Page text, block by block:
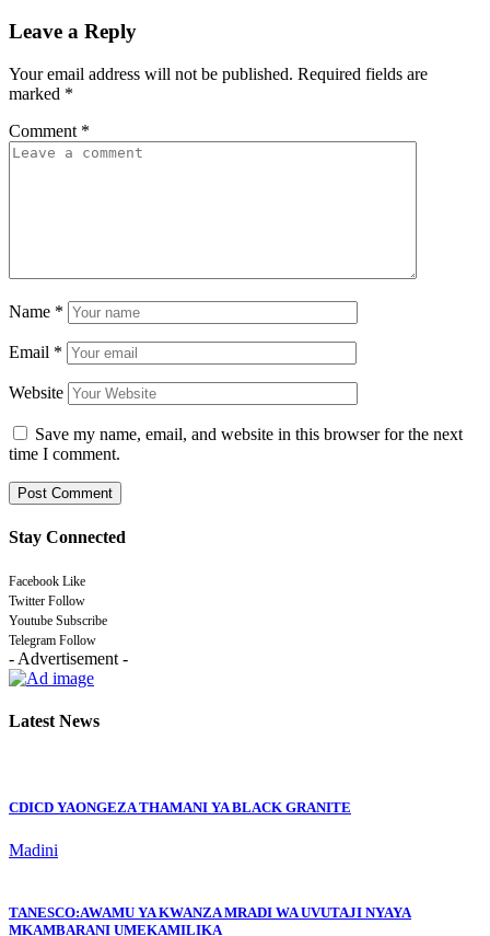
Leave a Reply
Your email address will not be published. Required fields are
marked *
Comment *
Name *
Email *
Website
Save my name, email, and website in this browser for the next
time I comment.
Stay Connected
Facebook Like
Twitter Follow
Youtube Subscribe
Telegram Follow
- Advertisement -
Latest News
CDICD YAONGEZA THAMANI YA BLACK GRANITE
Madini
TANESCO:AWAMU YA KWANZA MRADI WA UVUTAJI NYAYA
MKAMBARANI UMEKAMILIKA